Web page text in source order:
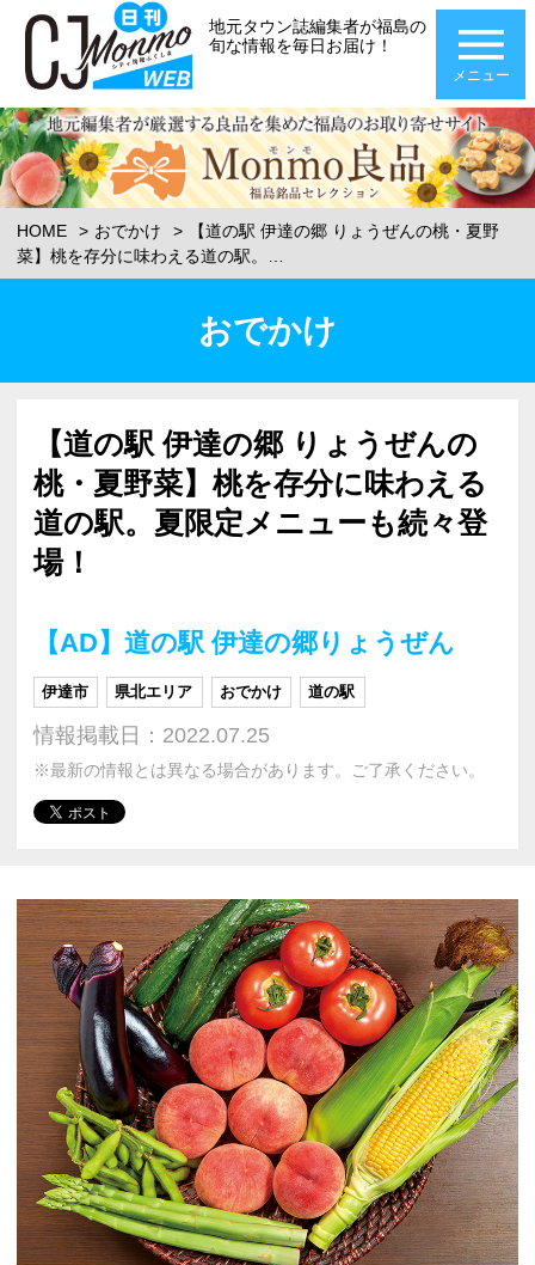
地元タウン誌編集者が福島の
旬な情報を毎日お届け！
メニュー
HOME おでかけ
【道の駅 伊達の郷 りょうぜんの桃・夏野
菜】桃を存分に味わえる道の駅。…
おでかけ
【道の駅 伊達の郷 りょうぜんの
桃・夏野菜】桃を存分に味わえる
道の駅。夏限定メニューも続々登
場！
【AD】道の駅 伊達の郷りょうぜん
伊達市 県北エリア おでかけ 道の駅
情報掲載日：2022.07.25
※最新の情報とは異なる場合があります。ご了承ください。